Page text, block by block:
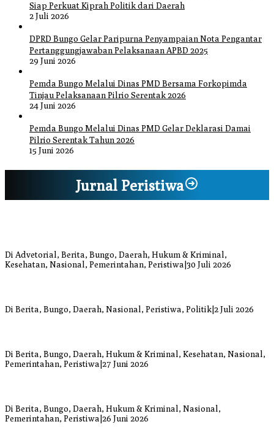
Siap Perkuat Kiprah Politik dari Daerah
2 Juli 2026
DPRD Bungo Gelar Paripurna Penyampaian Nota Pengantar
Pertanggungjawaban Pelaksanaan APBD 2025
29 Juni 2026
Pemda Bungo Melalui Dinas PMD Bersama Forkopimda
Tinjau Pelaksanaan Pilrio Serentak 2026
24 Juni 2026
Pemda Bungo Melalui Dinas PMD Gelar Deklarasi Damai
Pilrio Serentak Tahun 2026
15 Juni 2026
Jurnal Peristiwa
Di Advetorial, Berita, Bungo, Daerah, Hukum & Kriminal,
Kesehatan, Nasional, Pemerintahan, Peristiwa 30 Juli 2026
Di Berita, Bungo, Daerah, Nasional, Peristiwa, Politik|2 Juli 2026
Di Berita, Bungo, Daerah, Hukum & Kriminal, Kesehatan, Nasional,
Pemerintahan, Peristiwa 27 Juni 2026
Di Berita, Bungo, Daerah, Hukum & Kriminal, Nasional,
Pemerintahan, Peristiwa 26 Juni 2026